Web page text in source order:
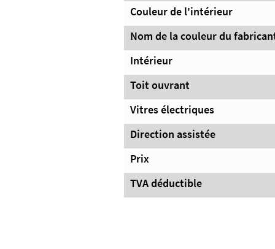
Couleur de l'intérieur
Nom de la couleur du
Intérieur
Toit ouvrant
Vitres électriques
Direction assistée
Prix
TVA déductible